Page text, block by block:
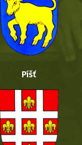
Píšť